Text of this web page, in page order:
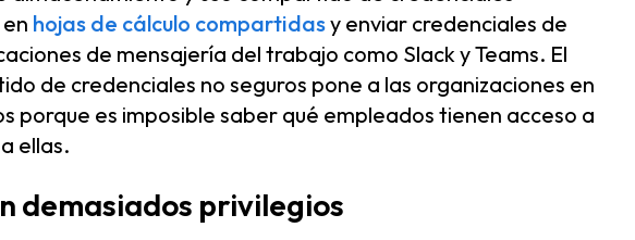
hojas de cálculo compartidasy enviar credenciales de
de mensajería del trabajo como Slack y Teams. El
de credenciales no seguros pone a las organizaciones en
porque es imposible saber qué empleados tienen acceso a
ellas.
demasiados privilegios